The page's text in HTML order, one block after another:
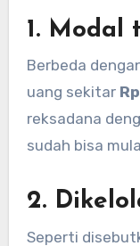
1. Modal
Berbeda
uang sekitar
reksadana
sudah bisa
2.
Seperti